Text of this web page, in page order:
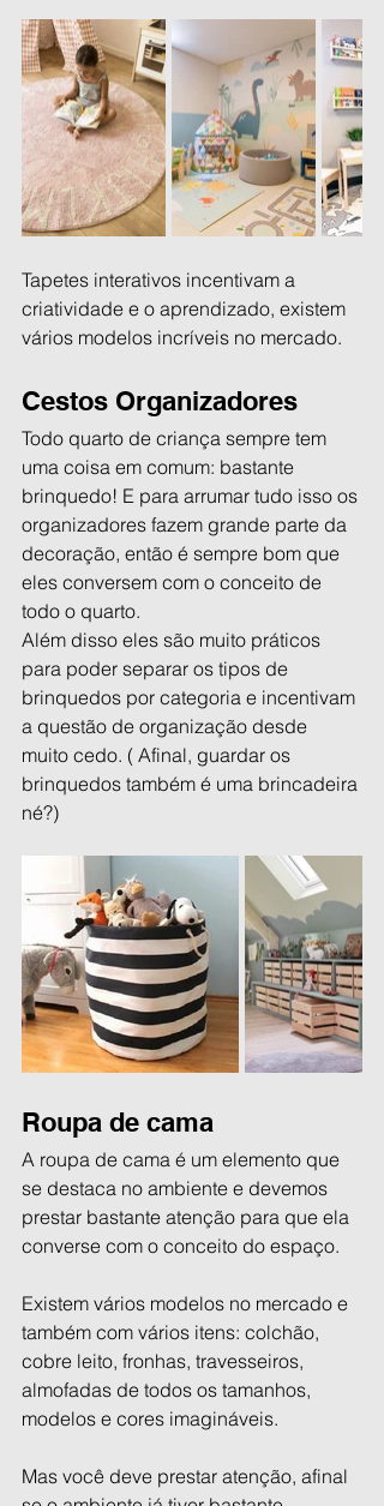
Tapetes interativos incentivam a
criatividade e o aprendizado, existem
vários modelos incríveis no mercado.
Cestos Organizadores
Todo quarto de criança sempre tem
uma coisa em comum: bastante
brinquedo! E para arrumar tudo isso os
organizadores fazem grande parte da
decoração, então é sempre bom que
eles conversem com o conceito de
todo o quarto.
Além disso eles são muito práticos
para poder separar os tipos de
brinquedos por categoria e incentivam
a questão de organização desde
muito cedo. ( Afinal, guardar os
brinquedos também é uma brincadeira
né?)
Roupa de cama
A roupa de cama é um elemento que
se destaca no ambiente e devemos
prestar bastante atenção para que ela
converse com o conceito do espaço.
Existem vários modelos no mercado e
também com vários itens: colchão,
cobre leito, fronhas, travesseiros,
almofadas de todos os tamanhos,
modelos e cores imagináveis.
Mas você deve prestar atenção, afinal